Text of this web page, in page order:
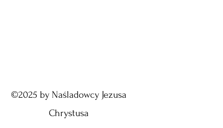
©2025 by Naśladowcy Jezusa
Chrystusa